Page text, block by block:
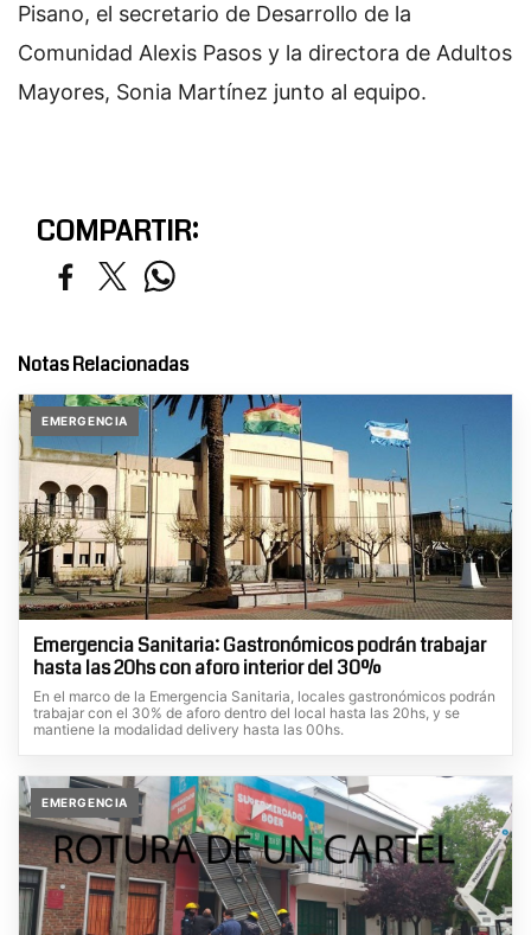
Pisano, el secretario de Desarrollo de la
Comunidad Alexis Pasos y la directora de Adultos
Mayores, Sonia Martínez junto al equipo.
COMPARTIR:
Notas Relacionadas
EMERGENCIA
Emergencia Sanitaria: Gastronómicos podrán trabajar
hasta las 20hs con aforo interior del 30%
En el marco de la Emergencia Sanitaria, locales gastronómicos podrán
trabajar con el 30% de aforo dentro del local hasta las 20hs, y se
mantiene la modalidad delivery hasta las 00hs.
EMERGENCIA